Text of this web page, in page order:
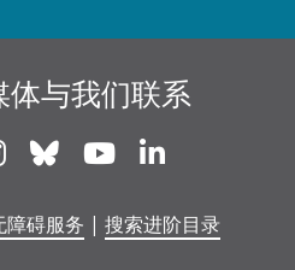
体与我们联系
Instagram
Bluesky Youtube
障碍服务 | 搜索进阶目录